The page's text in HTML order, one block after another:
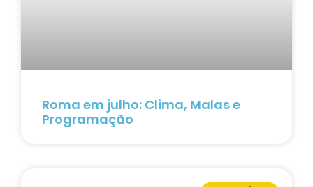
Roma em julho: Clima, Malas e
Programação